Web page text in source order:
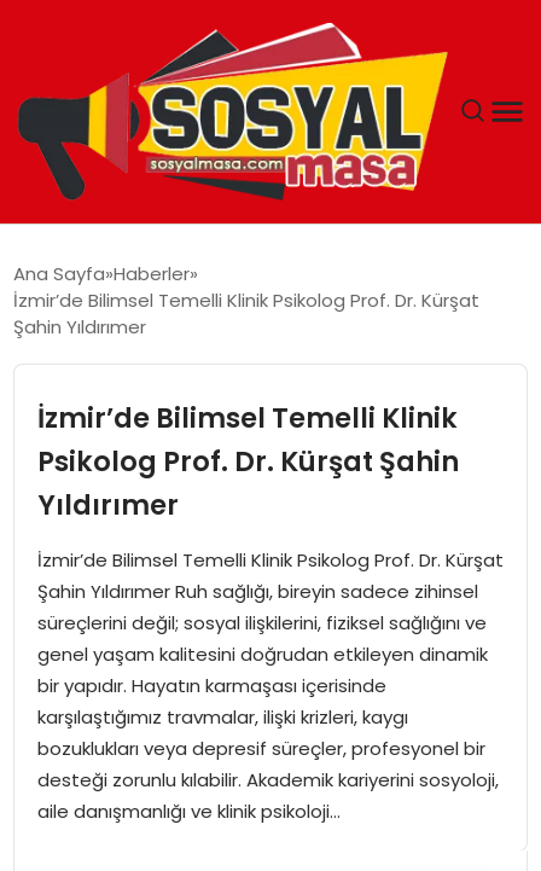
EKONOMI
EĞITIM
SPOR
GÜNDEM
MAGAZIN
Ana Sayfa Haberler
İzmir’de Bilimsel Temelli Klinik Psikolog Prof. Dr. Kürşat
Şahin Yıldırımer
İzmir’de Bilimsel Temelli Klinik
Psikolog Prof. Dr. Kürşat Şahin
Yıldırımer
İzmir’de Bilimsel Temelli Klinik Psikolog Prof. Dr. Kürşat
Şahin Yıldırımer Ruh sağlığı, bireyin sadece zihinsel
süreçlerini değil; sosyal ilişkilerini, fiziksel sağlığını ve
genel yaşam kalitesini doğrudan etkileyen dinamik
bir yapıdır. Hayatın karmaşası içerisinde
karşılaştığımız travmalar, ilişki krizleri, kaygı
bozuklukları veya depresif süreçler, profesyonel bir
desteği zorunlu kılabilir. Akademik kariyerini sosyoloji,
aile danışmanlığı ve klinik psikoloji…